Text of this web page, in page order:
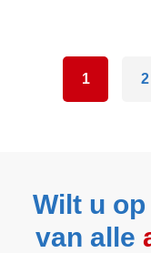
1 2
Wilt u
van alle